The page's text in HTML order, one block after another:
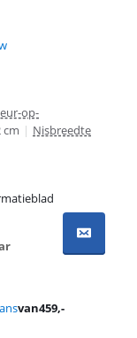
op-
cm | Nisbreedte
van459,-